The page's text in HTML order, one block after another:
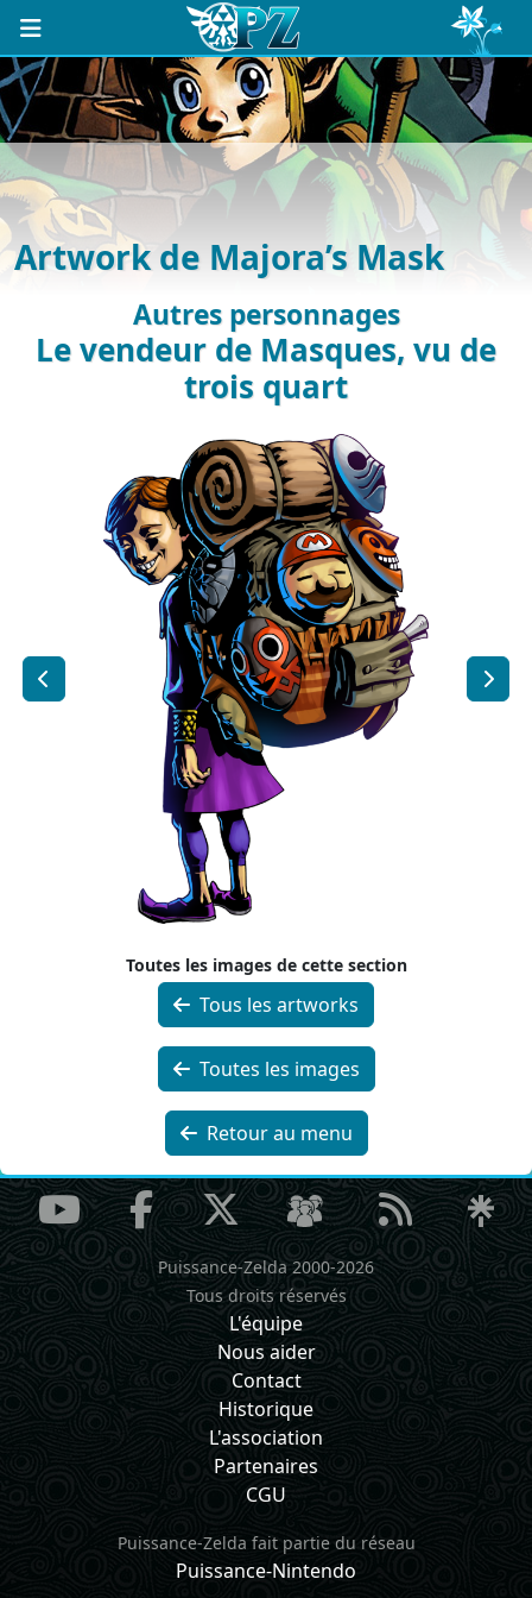
Artwork de Majora’s Mask
Autres personnages
Le vendeur de Masques, vu de
trois quart
Toutes les images de cette section
Tous les artworks
Toutes les images
Retour au menu
Puissance-Zelda 2000-2026
Tous droits réservés
L'équipe
Nous aider
Contact
Historique
L'association
Partenaires
CGU
Puissance-Zelda fait partie du réseau
Puissance-Nintendo